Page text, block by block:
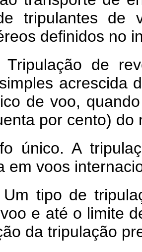
tripulantes de
definidos no
Tripulação de
acrescida
de voo,
por cento)
único. A
em voos
tipo de
e até o limite
da tripulação